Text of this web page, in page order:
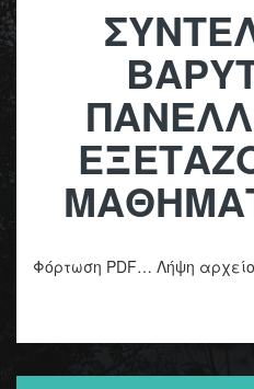
Φόρτωση PDF… Λήψη